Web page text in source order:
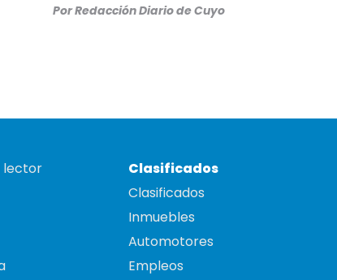
PorRedacción Diario de Cuyo
lector
Clasificados
Clasificados
Inmuebles
Automotores
Empleos